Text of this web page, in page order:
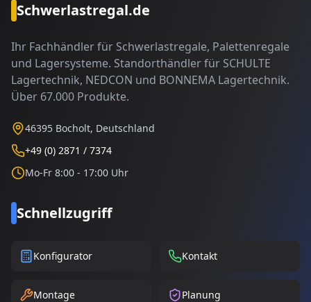
Schwerlastregal.de
Ihr Fachhändler für Schwerlastregale, Palettenregale
und Lagersysteme. Standorthändler für SCHULTE
Lagertechnik, NEDCON und BONNEMA Lagertechnik.
Über 67.000 Produkte.
46395 Bocholt, Deutschland
+49 (0) 2871 / 7374
Mo-Fr 8:00 - 17:00 Uhr
Schnellzugriff
Konfigurator Kontakt
Montage Planung